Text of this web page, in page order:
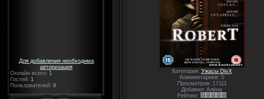
Для добавления необходима
авторизация
Онлайн всего: 1
Гостей: 1
Пользователей: 0
Категория: Ужасы DivX
Комментариев: 0
Просмотров: 17111
Добавил: Алёна
Рейтинг: